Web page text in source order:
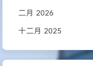
二月 2026
十二月 2025